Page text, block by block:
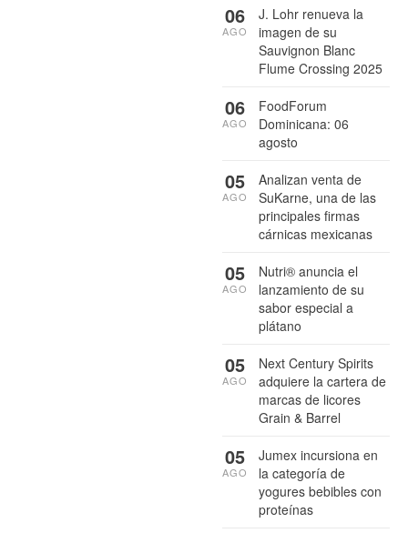
J. Lohr renueva la
imagen de su
Sauvignon Blanc
Flume Crossing 2025
06
AGO
FoodForum
Dominicana: 06
agosto
06
AGO
Analizan venta de
SuKarne, una de las
principales firmas
cárnicas mexicanas
05
AGO
Nutri® anuncia el
lanzamiento de su
sabor especial a
plátano
05
AGO
Next Century Spirits
adquiere la cartera de
marcas de licores
Grain & Barrel
05
AGO
Jumex incursiona en
la categoría de
yogures bebibles con
proteínas
05
AGO